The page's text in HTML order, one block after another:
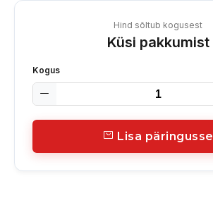
Hind sõltub kogusest
Küsi pakkumist
Kogus
Lisa päringusse